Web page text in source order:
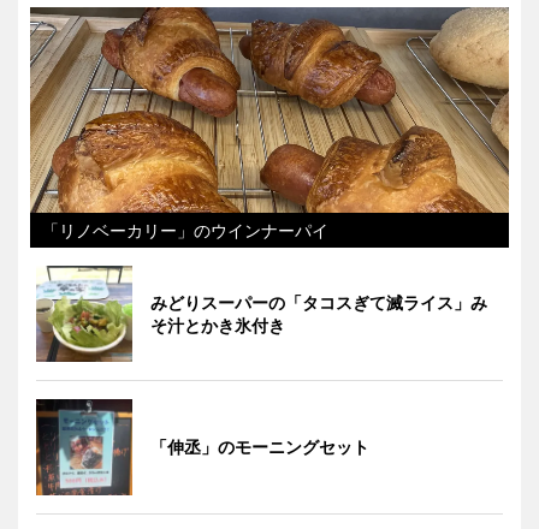
「リノベーカリー」のウインナーパイ
みどりスーパーの「タコスぎて滅ライス」み
そ汁とかき氷付き
「伸丞」のモーニングセット